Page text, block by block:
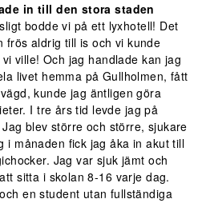
in till den stora staden
bodde vi på ett lyxhotell! Det
frös aldrig till is och vi kunde
ville! Och jag handlade kan jag
livet hemma på Gullholmen, fått
kunde jag äntligen göra
I tre års tid levde jag på
blev större och större, sjukare
i månaden fick jag åka in akut till
Jag var sjuk jämt och
sitta i skolan 8-16 varje dag.
en student utan fullständiga